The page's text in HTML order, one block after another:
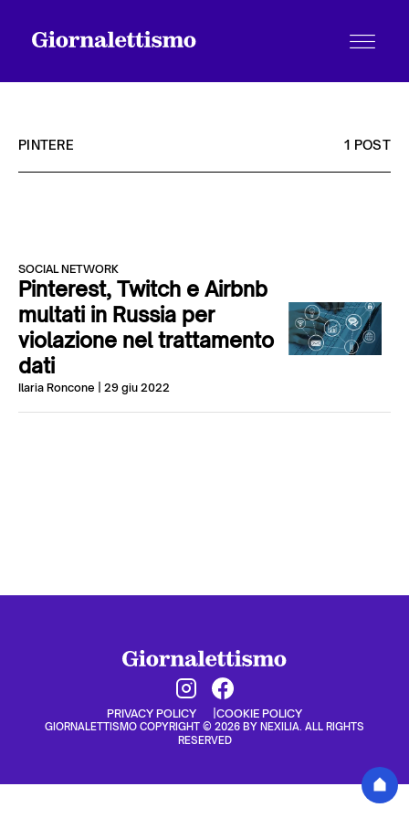
Chi siamo
Contatti
PINTERE 1 POST
SOCIAL NETWORK
Pinterest, Twitch e Airbnb
multati in Russia per
violazione nel trattamento
dati
Ilaria Roncone | 29 giu 2022
PRIVACY POLICY COOKIE POLICY
GIORNALETTISMO COPYRIGHT © 2026 BY NEXILIA. ALL RIGHTS
RESERVED